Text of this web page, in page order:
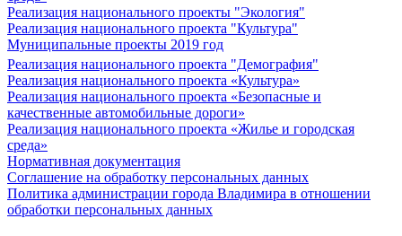
Реализация национального проекты "Экология"
Реализация национального проекта "Культура"
Муниципальные проекты 2019 год
Реализация национального проекта "Демография"
Реализация национального проекта «Культура»
Реализация национального проекта «Безопасные и
качественные автомобильные дороги»
Реализация национального проекта «Жилье и городская
среда»
Нормативная документация
Соглашение на обработку персональных данных
Политика администрации города Владимира в отношении
обработки персональных данных